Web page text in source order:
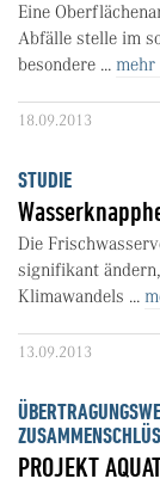
Eine
Abfälle stelle im
besondere ... mehr
18.09.2013
STUDIE
Die
signifikant
Klimawandels ...
13.09.2013
PROJEKT